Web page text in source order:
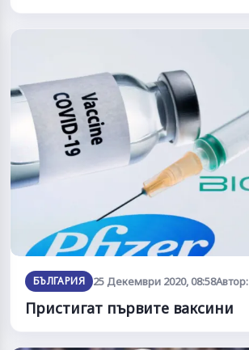
БЪЛГАРИЯ 25 Декември 2020, 08:58Автор:
Пристигат първите ваксини